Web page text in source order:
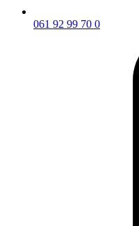
061 92 99 70 0